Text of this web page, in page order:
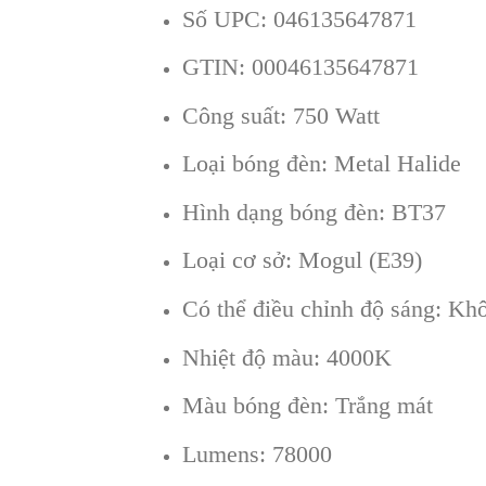
Số UPC: 046135647871
GTIN: 00046135647871
Công suất: 750 Watt
Loại bóng đèn: Metal Halide
Hình dạng bóng đèn: BT37
Loại cơ sở: Mogul (E39)
Có thể điều chỉnh độ sáng:
Nhiệt độ màu: 4000K
Màu bóng đèn: Trắng mát
Lumens: 78000